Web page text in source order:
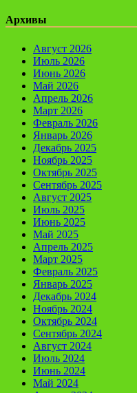
Архивы
Август 2026
Июль 2026
Июнь 2026
Май 2026
Апрель 2026
Март 2026
Февраль 2026
Январь 2026
Декабрь 2025
Ноябрь 2025
Октябрь 2025
Сентябрь 2025
Август 2025
Июль 2025
Июнь 2025
Май 2025
Апрель 2025
Март 2025
Февраль 2025
Январь 2025
Декабрь 2024
Ноябрь 2024
Октябрь 2024
Сентябрь 2024
Август 2024
Июль 2024
Июнь 2024
Май 2024